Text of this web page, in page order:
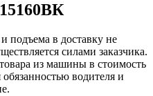
подъема в доставку не
силами заказчика.
из машины в стоимость
обязанностью водителя и